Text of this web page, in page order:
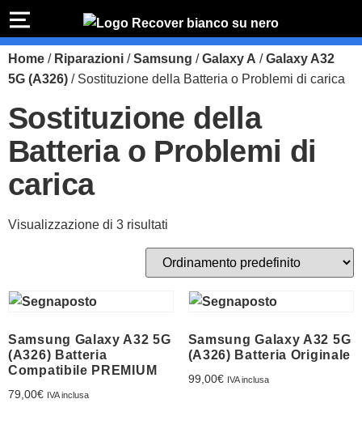
Preventivo online
PREVENTIVO RIPARAZIONE
Shop online
Franchising
PREVENTIVO
Preventivo
RIPARAZIONE
IPHONE
schermo
Sostituzione
batteria
Home / Riparazioni /Samsung /Galaxy A /Galaxy A32
5G (A326) / Sostituzione della Batteria o Problemi di carica
Sostituzione della
Batteria o Problemi di
carica
Visualizzazione di 3 risultati
Samsung Galaxy A32 5G
(A326) Batteria
Compatibile PREMIUM
79,00€ IVA inclusa
Samsung Galaxy A32 5G
(A326) Batteria Originale
99,00€ IVA inclusa